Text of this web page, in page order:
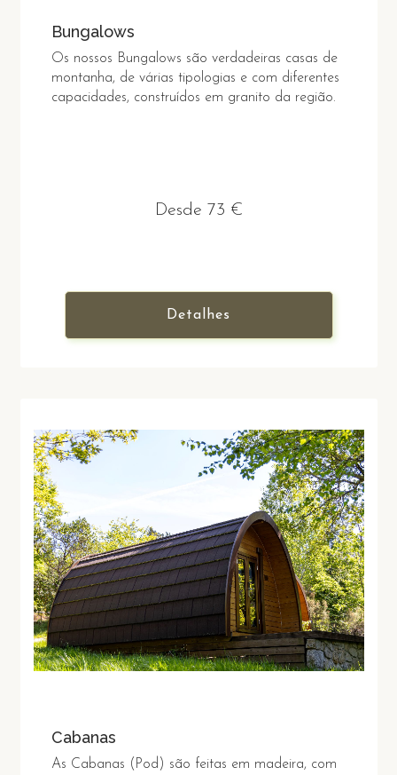
Bungalows
Os nossos Bungalows são verdadeiras casas de
montanha, de várias tipologias e com diferentes
capacidades, construídos em granito da região.
Desde 73 €
Detalhes
Cabanas
As Cabanas (Pod) são feitas em madeira, com